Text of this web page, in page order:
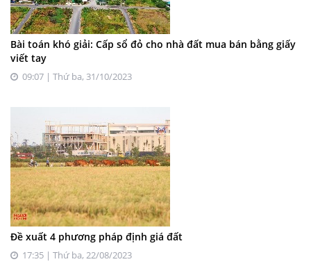
Bài toán khó giải: Cấp sổ đỏ cho nhà đất mua bán bằng giấy
viết tay
09:07 | Thứ ba, 31/10/2023
Đề xuất 4 phương pháp định giá đất
17:35 | Thứ ba, 22/08/2023